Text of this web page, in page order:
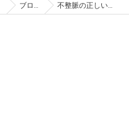
ブログ 不整脈の正しい理解